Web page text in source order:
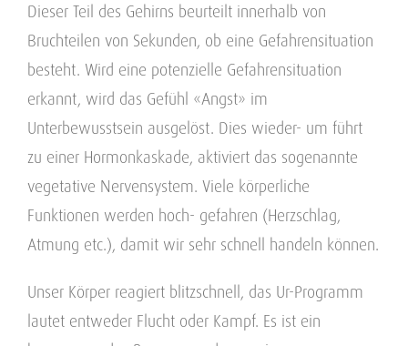
Dieser Teil des Gehirns beurteilt innerhalb von
Bruchteilen von Sekunden, ob eine Gefahrensituation
besteht. Wird eine potenzielle Gefahrensituation
erkannt, wird das Gefühl «Angst» im
Unterbewusstsein ausgelöst. Dies wieder- um führt
zu einer Hormonkaskade, aktiviert das sogenannte
vegetative Nervensystem. Viele körperliche
Funktionen werden hoch- gefahren (Herzschlag,
Atmung etc.), damit wir sehr schnell handeln können.
Unser Körper reagiert blitzschnell, das Ur-Programm
lautet entweder Flucht oder Kampf. Es ist ein